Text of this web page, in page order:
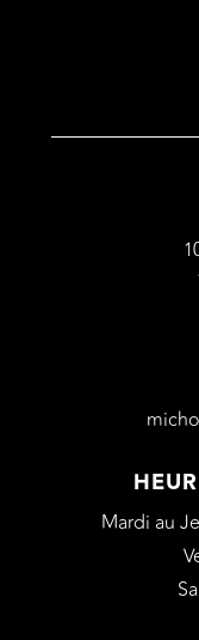
Mardi au